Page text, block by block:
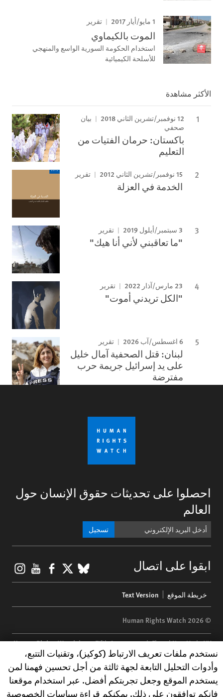
1 مايو/أيار 2017 تقرير
الموت بالكيماوي
استخدام الحكومة السورية الواسع والمنهجي
للأسلحة الكيميائية
الأكثر مشاهدة
12 نوفمبر/تشرين الثاني 2018
بيان
صحفي
باكستان: حرمان الفتيات من
التعليم
15 نوفمبر/تشرين الثاني 2012 تقرير
الخدمة في العزلة
3 سبتمبر/أيلول 2019 تقرير
"ما تعاقبني لأني أنا هيك"
23 مارس/آذار 2022 تقرير
"الكل تريدني أموت"
6 اغسطس/آب 2026 تقرير
لبنان: قتل الصحفية آمال خليل
على يد إسرائيل جريمة حرب
مفترضة
احصلوا على تحديثات حقوق الإنسان حول
العالم
تسجيل
ابقوا على اتصال BlueSky
X
menu
خريطة الموقع Text Version
© 2026 Human Rights Watch
Human Rights Watch| 350 Fifth Avenue, 34th Floor | New York,NY
10118-3299 USA|t 1.212.290.4700
Human Rights Watchis a 501(C)(3) nonprofit registered in the US
under EIN: 13-2875808
Human Rights Watch cookie preferences
نستخدم ملفات تعريف الارتباط (كوكيز)، وتقنيات التتبع،
وأدوات التحليل التابعة لجهة ثالثة من أجل تحسين فهمنا لمن
يستخدم الموقع وجعل تجربتكم أفضل. عبر استخدام موقعنا
فإنكم توافقون على ذلك. يمكنكم قراءة سياسات الخصوصية